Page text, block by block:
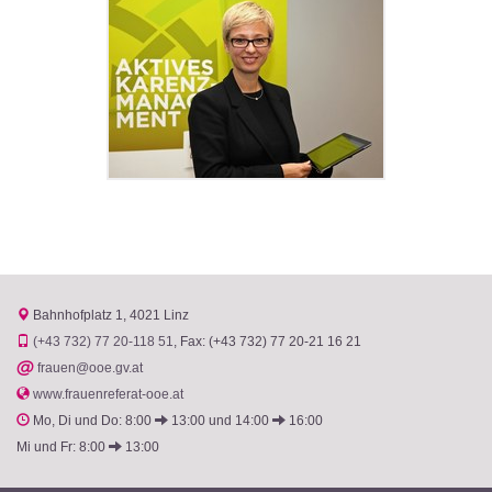
Bahnhofplatz 1 4021 Linz
(+43 732) 77 20-118 51
Fax: (+43 732) 77 20-21 16 21
@ frauen@ooe.gv.at
www.frauenreferat-ooe.at
Mo, Di und Do: 8:00
13:00 und 14:00
16:00
Mi und Fr: 8:00
13:00